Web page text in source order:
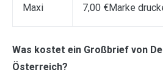
Maxi 7,00 €Marke
Was kostet ein Großbrief von
Österreich?